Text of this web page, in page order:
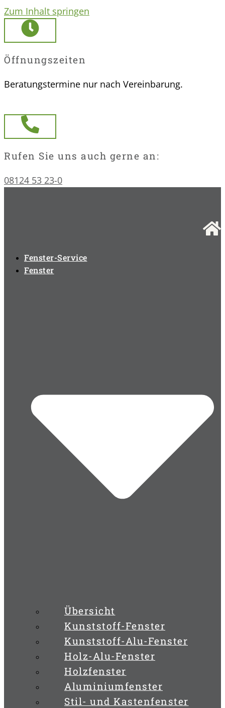
Zum Inhalt springen
Öffnungszeiten
Beratungstermine nur nach Vereinbarung.
Rufen Sie uns auch gerne an:
08124 53 23-0
Fenster-Service
Fenster
Übersicht
Kunststoff-Fenster
Kunststoff-Alu-Fenster
Holz-Alu-Fenster
Holzfenster
Aluminiumfenster
Stil- und Kastenfenster